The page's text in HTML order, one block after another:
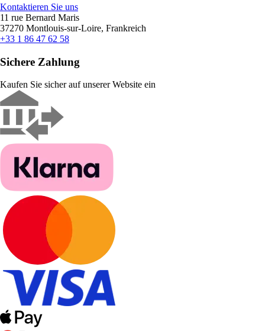
Kontaktieren Sie uns
11 rue Bernard Maris
37270 Montlouis-sur-Loire, Frankreich
+33 1 86 47 62 58
Sichere Zahlung
Kaufen Sie sicher auf unserer Website ein